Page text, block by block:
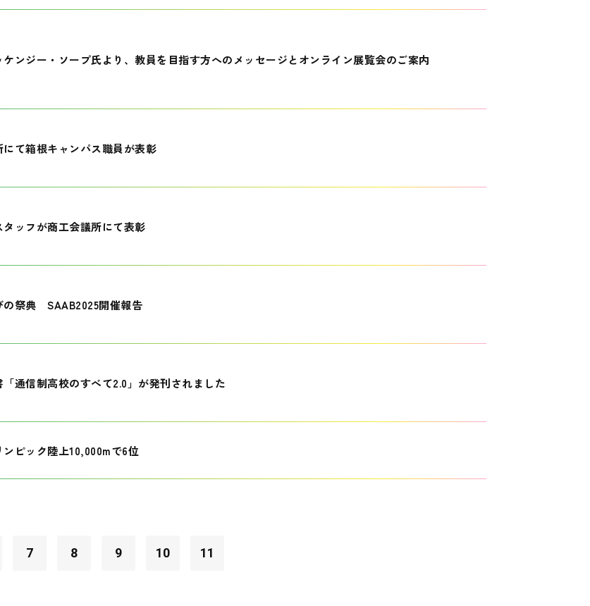
ンジー・ソープ氏より、教員を目指す方へのメッセージとオンライン展覧会のご案内
て箱根キャンパス職員が表彰
ッフが商工会議所にて表彰
の祭典 SAAB2025開催報告
通信制高校のすべて2.0」が発刊されました
ピック陸上10,000mで6位
7 8 9 10 11